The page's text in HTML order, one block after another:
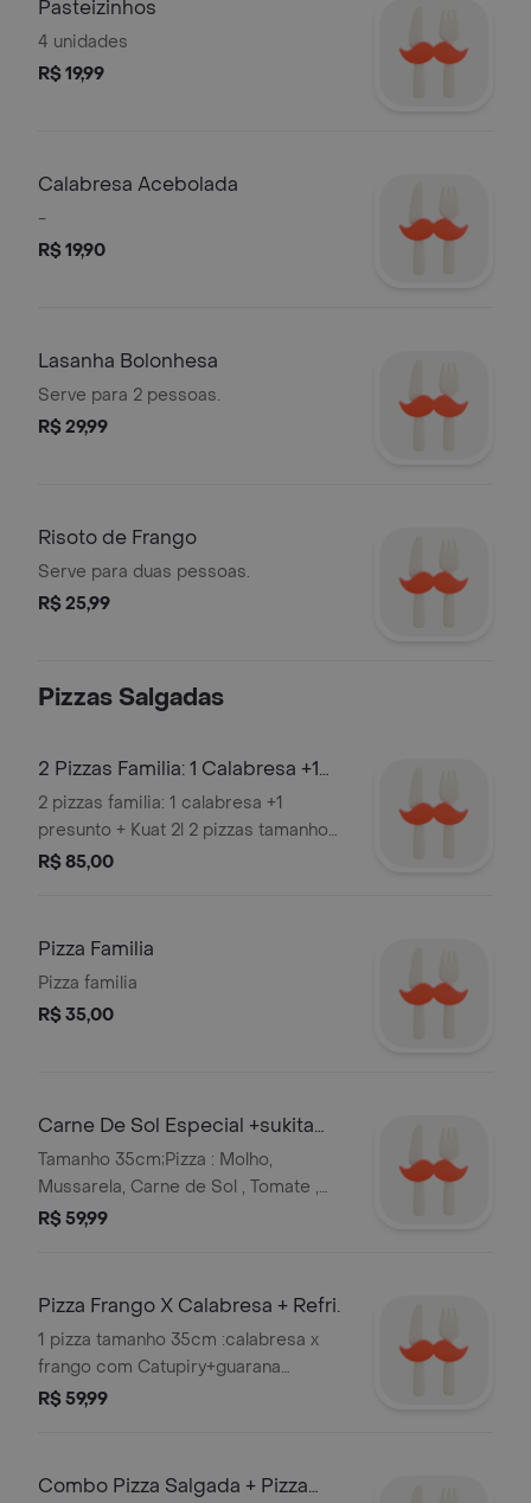
Pasteizinhos
4 unidades
R$ 19,99
Calabresa Acebolada
-
R$ 19,90
Lasanha Bolonhesa
Serve para 2 pessoas.
R$ 29,99
Risoto de Frango
Serve para duas pessoas.
R$ 25,99
Pizzas Salgadas
2 Pizzas Familia: 1 Calabresa +1
Presunto + Kuat 2l
2 pizzas familia: 1 calabresa +1
presunto + Kuat 2l 2 pizzas tamanho
35 cm. Obs .Nao Trocamos Sabores.
R$ 85,00
Pizza Familia
Pizza familia
R$ 35,00
Carne De Sol Especial +sukita
Laranja1l
Tamanho 35cm;Pizza : Molho,
Mussarela, Carne de Sol , Tomate ,
Catupiry e Orégano ! Obs Nao
R$ 59,99
Pizza Frango X Calabresa + Refri.
1 pizza tamanho 35cm :calabresa x
frango com Catupiry+guarana
Antarctica 1l
R$ 59,99
Combo Pizza Salgada + Pizza